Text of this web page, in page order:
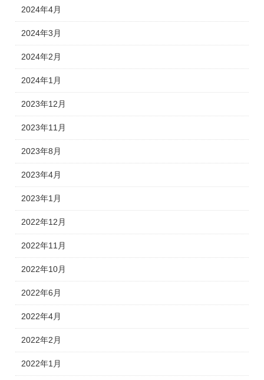
2024年4月
2024年3月
2024年2月
2024年1月
2023年12月
2023年11月
2023年8月
2023年4月
2023年1月
2022年12月
2022年11月
2022年10月
2022年6月
2022年4月
2022年2月
2022年1月